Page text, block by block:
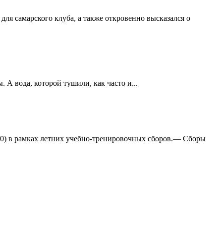
самарского клуба, а также откровенно высказался о
вода, которой тушили, как часто и...
в рамках летних учебно-тренировочных сборов.— Сборы